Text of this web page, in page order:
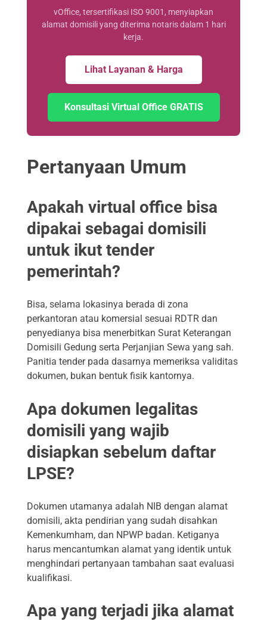
vOffice, tersertifikasi ISO 9001, menyiapkan
alamat domisili yang diterima notaris dalam 1 hari
kerja.
Lihat Layanan & Harga
Konsultasi Virtual Office GRATIS
Pertanyaan Umum
Apakah virtual office bisa
dipakai sebagai domisili
untuk ikut tender
pemerintah?
Bisa, selama lokasinya berada di zona
perkantoran atau komersial sesuai RDTR dan
penyedianya bisa menerbitkan Surat Keterangan
Domisili Gedung serta Perjanjian Sewa yang sah.
Panitia tender pada dasarnya memeriksa validitas
dokumen, bukan bentuk fisik kantornya.
Apa dokumen legalitas
domisili yang wajib
disiapkan sebelum daftar
LPSE?
Dokumen utamanya adalah NIB dengan alamat
domisili, akta pendirian yang sudah disahkan
Kemenkumham, dan NPWP badan. Ketiganya
harus mencantumkan alamat yang identik untuk
menghindari pertanyaan tambahan saat evaluasi
kualifikasi.
Apa yang terjadi jika alamat